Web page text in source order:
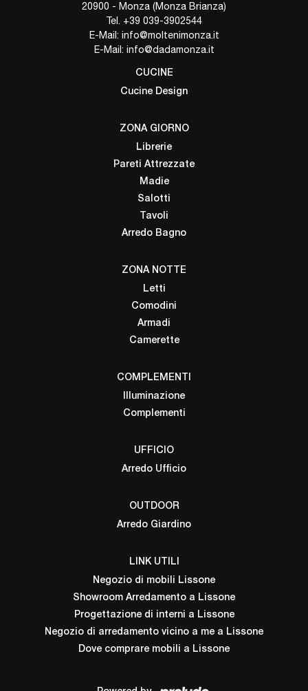
20900 - Monza (Monza Brianza)
Tel. +39 039-3902544
E-Mail: info@moltenimonza.it
E-Mail: info@dadamonza.it
CUCINE
Cucine Design
ZONA GIORNO
Librerie
Pareti Attrezzate
Madie
Salotti
Tavoli
Arredo Bagno
ZONA NOTTE
Letti
Comodini
Armadi
Camerette
COMPLEMENTI
Illuminazione
Complementi
UFFICIO
Arredo Ufficio
OUTDOOR
Arredo Giardino
LINK UTILI
Negozio di mobili Lissone
Showroom Arredamento a Lissone
Progettazione di interni a Lissone
Negozio di arredamento vicino a me a Lissone
Dove comprare mobili a Lissone